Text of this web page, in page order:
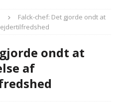
Falck-chef: Det gjorde ondt at
ondt at
af